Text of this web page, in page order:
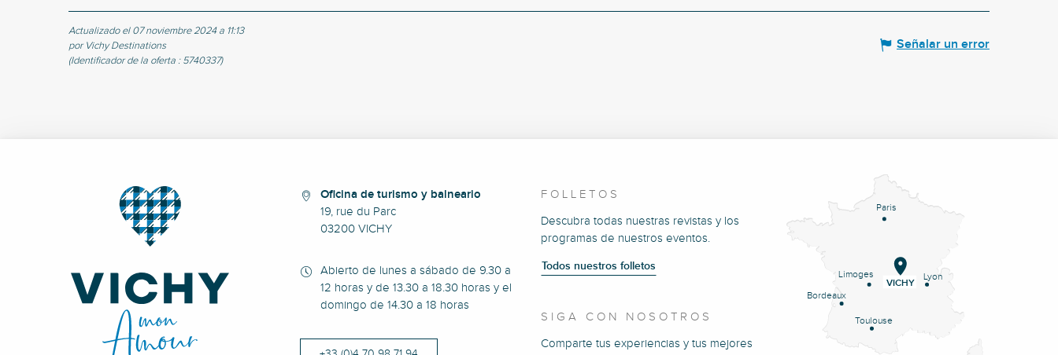
Actualizado el 07 noviembre 2024 a 11:13
por Vichy Destinations
(Identificador de la oferta : 5740337)
Señalar un error
Oficina de turismo y balneario
19, rue du Parc
03200 VICHY
Abierto de lunes a sábado de 9.30 a
12 horas y de 13.30 a 18.30 horas y el
domingo de 14.30 a 18 horas
FOLLETOS
Descubra todas nuestras revistas y los
programas de nuestros eventos.
Todos nuestros folletos
SIGA CON NOSOTROS
Comparte tus experiencias y tus mejores
Paris
Lyon
Limoges
Bordeaux
Toulouse
VICHY